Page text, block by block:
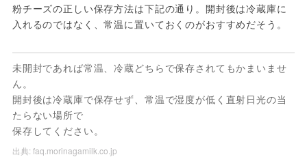
粉チーズの正しい保存方法は下記の通り。開封後は冷蔵庫に
入れるのではなく、常温に置いておくのがおすすめだそう。
未開封であれば常温、冷蔵どちらで保存されてもかまいませ
ん。
開封後は冷蔵庫で保存せず、常温で湿度が低く直射日光の当
たらない場所で
保存してください。
出典: faq.morinagamilk.co.jp